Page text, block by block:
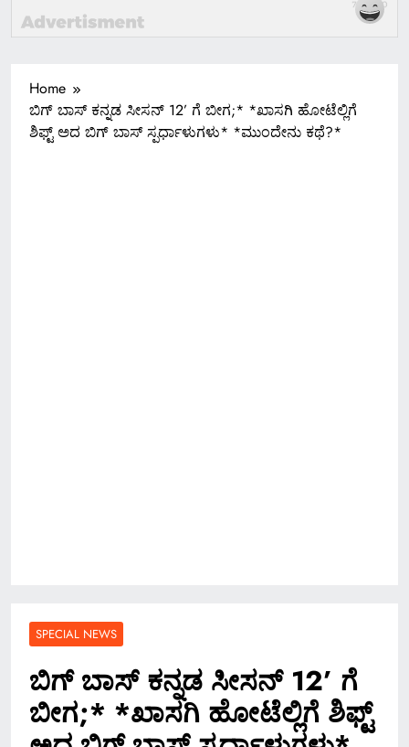
Home
ಬಿಗ್​ ಬಾಸ್​ ಕನ್ನಡ ಸೀಸನ್ 12’ ಗೆ ಬೀಗ;* *ಖಾಸಗಿ ಹೋಟೆಲ್ಲಿಗೆ
ಶಿಫ್ಟ್ ಅದ ಬಿಗ್ ಬಾಸ್ ಸ್ಪರ್ಧಾಳುಗಳು* *ಮುಂದೇನು ಕಥೆ?*
SPECIAL NEWS
ಬಿಗ್​ ಬಾಸ್​ ಕನ್ನಡ ಸೀಸನ್ 12’ ಗೆ
ಬೀಗ;* *ಖಾಸಗಿ ಹೋಟೆಲ್ಲಿಗೆ ಶಿಫ್ಟ್